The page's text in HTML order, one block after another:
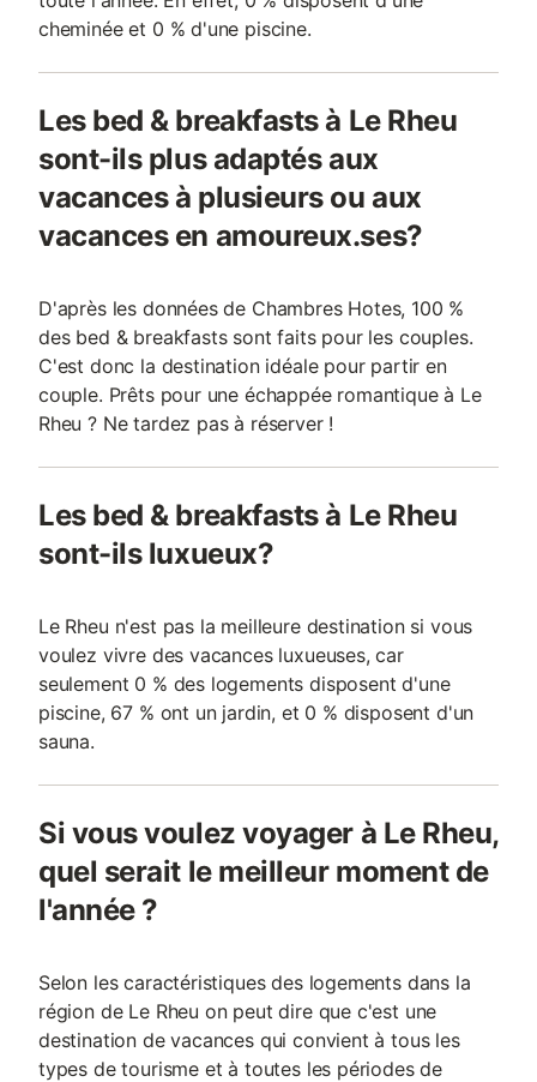
cheminée et 0 % d'une piscine.
Les bed & breakfasts à Le Rheu
sont-ils plus adaptés aux
vacances à plusieurs ou aux
vacances en amoureux.ses?
D'après les données de Chambres Hotes, 100 %
des bed & breakfasts sont faits pour les couples.
C'est donc la destination idéale pour partir en
couple. Prêts pour une échappée romantique à Le
Rheu ? Ne tardez pas à réserver !
Les bed & breakfasts à Le Rheu
sont-ils luxueux?
Le Rheu n'est pas la meilleure destination si vous
voulez vivre des vacances luxueuses, car
seulement 0 % des logements disposent d'une
piscine, 67 % ont un jardin, et 0 % disposent d'un
sauna.
Si vous voulez voyager à Le Rheu,
quel serait le meilleur moment de
l'année ?
Selon les caractéristiques des logements dans la
région de Le Rheu on peut dire que c'est une
destination de vacances qui convient à tous les
types de tourisme et à toutes les périodes de